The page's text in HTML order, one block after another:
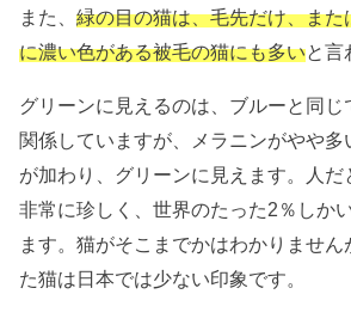
また、緑の目の猫は、毛先だけ、また
に濃い色がある被毛の猫にも多いと言
グリーンに見えるのは、ブルーと同
関係していますが、メラニンがやや多
が加わり、グリーンに見えます。人だ
非常に珍しく、世界のたった2％しか
ます。猫がそこまでかはわかりません
た猫は日本では少ない印象です。